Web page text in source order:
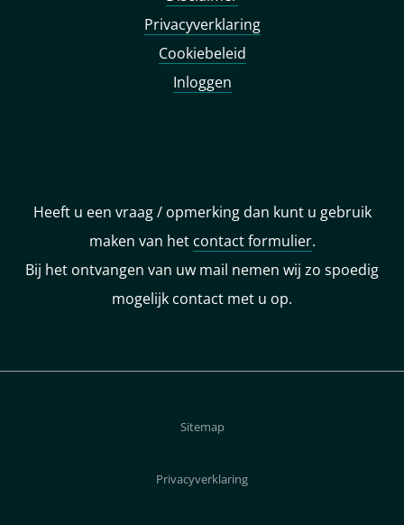
Privacyverklaring
Cookiebeleid
Inloggen
Heeft u een vraag / opmerking dan kunt u gebruik
maken van het contact formulier.
Bij het ontvangen van uw mail nemen wij zo spoedig
mogelijk contact met u op.
Sitemap
Privacyverklaring